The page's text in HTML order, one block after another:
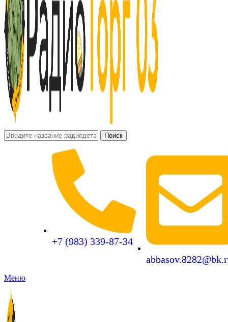
Поиск
+7 (983) 339-87-34
Меню